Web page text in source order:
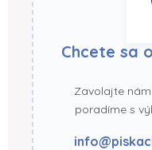
Chcete sa
Zavolajte
poradíme s